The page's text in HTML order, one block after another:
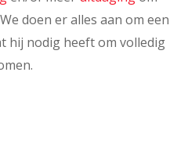
doen er alles aan om een
hij nodig heeft om volledig